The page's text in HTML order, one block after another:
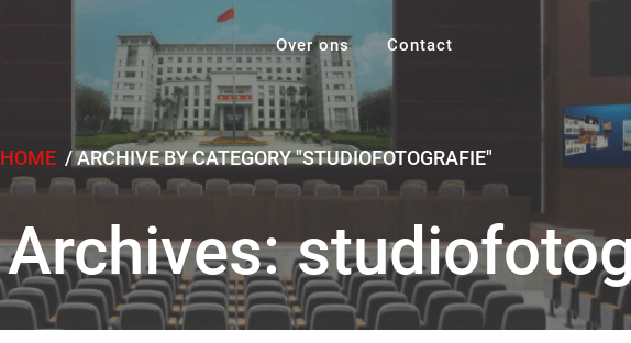
Over ons Contact
HOME /ARCHIVE BY CATEGORY "STUDIOFOTOGRAFIE"